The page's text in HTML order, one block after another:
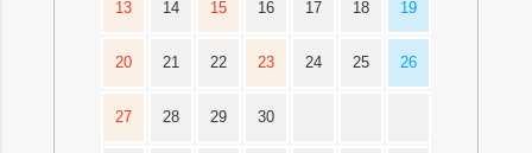
13 14 15 16 17 18 19
20 21 22 23 24 25 26
27 28 29 30